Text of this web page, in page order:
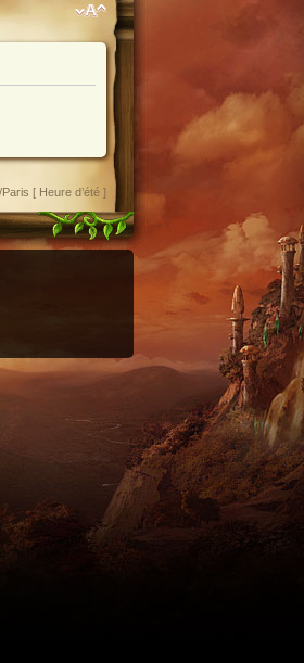
[ Heure d’été ]